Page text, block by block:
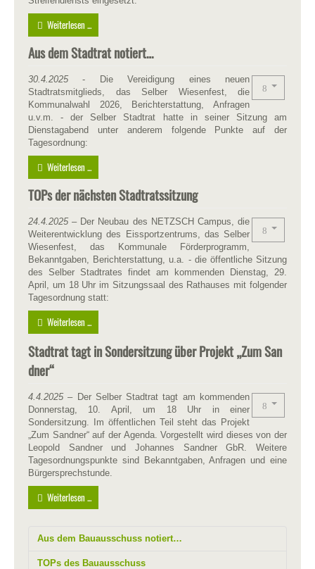
Weiterlesen ...
Aus dem Stadtrat notiert…
30.4.2025- Die Vereidigung eines neuen
Stadtratsmitglieds, das Selber Wiesenfest, die
Kommunalwahl 2026, Berichterstattung, Anfragen
u.v.m. - der Selber Stadtrat hatte in seiner Sitzung am
Dienstagabend unter anderem folgende Punkte auf der
Tagesordnung:
Weiterlesen ...
TOPs der nächsten Stadtratssitzung
24.4.2025 – Der Neubau des NETZSCH Campus, die
Weiterentwicklung des Eissportzentrums, das Selber
Wiesenfest, das Kommunale Förderprogramm,
Bekanntgaben, Berichterstattung, u.a. - die öffentliche Sitzung
des Selber Stadtrates findet am kommenden Dienstag, 29.
April, um 18 Uhr im Sitzungssaal des Rathauses mit folgender
Tagesordnung statt:
Weiterlesen ...
Stadtrat tagt in Sondersitzung über Projekt „Zum San
dner“
4.4.2025 –Der Selber Stadtrat tagt am kommenden
Donnerstag, 10. April, um 18 Uhr in einer
Sondersitzung. Im öffentlichen Teil steht das Projekt
„Zum Sandner“ auf der Agenda. Vorgestellt wird dieses von der
Leopold Sandner und Johannes Sandner GbR. Weitere
Tagesordnungspunkte sind Bekanntgaben, Anfragen und eine
Bürgersprechstunde.
Weiterlesen ...
Aus dem Bauausschuss notiert…
TOPs des Bauausschuss